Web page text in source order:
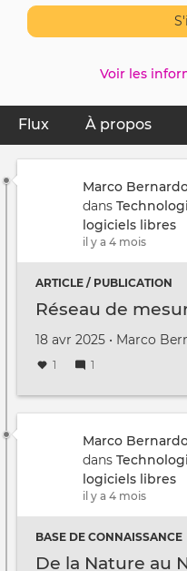
Primary
tabs
Flux (onglet actif)
À propos
Voir les
Marco
dans
logiciels libres
il y a 4 mois
ARTICLE / PUBLICATION
Réseau de
Créé
le
18 avr 2025 •
par Marco
1 1
Marco
dans
logiciels libres
il y a 4 mois
BASE DE CONNAISSANCE
De la Nature au